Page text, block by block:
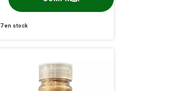
7en stock